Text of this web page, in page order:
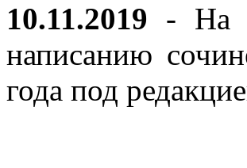
10.11.2019 - На
написанию
года под